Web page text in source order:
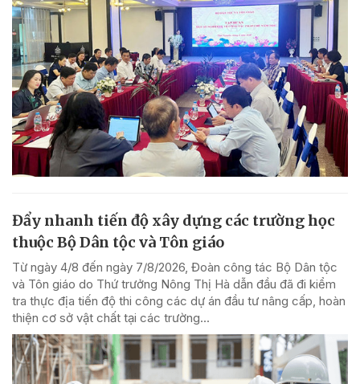
Đẩy nhanh tiến độ xây dựng các trường học
thuộc Bộ Dân tộc và Tôn giáo
Từ ngày 4/8 đến ngày 7/8/2026, Đoàn công tác Bộ Dân tộc
và Tôn giáo do Thứ trưởng Nông Thị Hà dẫn đầu đã đi kiểm
tra thực địa tiến độ thi công các dự án đầu tư nâng cấp, hoàn
thiện cơ sở vật chất tại các trường...